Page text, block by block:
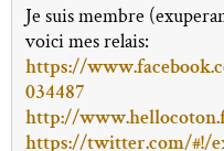
Je suis membre
voici mes relais:
https://
034487
http://
https://twitter.com/#!/